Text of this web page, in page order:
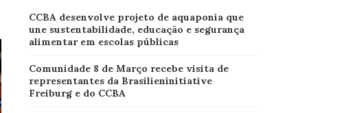
CCBA desenvolve projeto de aquaponia que
une sustentabilidade, educação e segurança
alimentar em escolas públicas
Comunidade 8 de Março recebe visita de
representantes da Brasilieninitiative
Freiburg e do CCBA